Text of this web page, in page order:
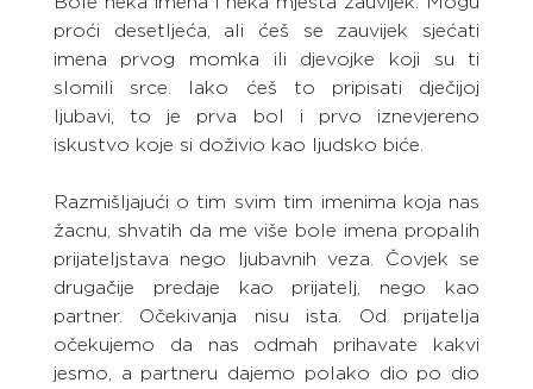
proći desetljeća, ali ćeš se zauvijek sjećati
imena prvog momka ili djevojke koji su ti
slomili srce. Iako ćeš to pripisati dječijoj
ljubavi, to je prva bol i prvo iznevjereno
iskustvo koje si doživio kao ljudsko biće.
Razmišljajući o tim svim tim imenima koja nas
žacnu, shvatih da me više bole imena propalih
prijateljstava nego ljubavnih veza. Čovjek se
drugačije predaje kao prijatelj, nego kao
partner. Očekivanja nisu ista. Od prijatelja
očekujemo da nas odmah prihavate kakvi
jesmo, a partneru dajemo polako dio po dio